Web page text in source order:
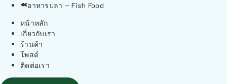
อาหารปลา – Fish Food
หน้าหลัก
เกี่ยวกับเรา
ร้านค้า
โพสต์
ติดต่อเรา